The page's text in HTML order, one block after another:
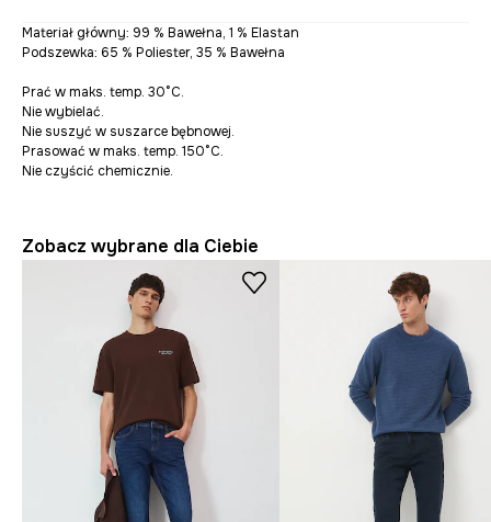
Materiał główny: 99 % Bawełna, 1 % Elastan
Podszewka: 65 % Poliester, 35 % Bawełna
Prać w maks. temp. 30°C.
Nie wybielać.
Nie suszyć w suszarce bębnowej.
Prasować w maks. temp. 150°C.
Nie czyścić chemicznie.
Zobacz wybrane dla Ciebie